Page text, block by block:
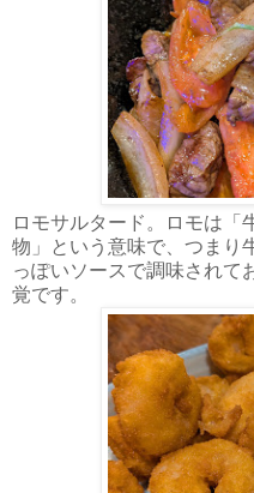
ロモサルタード。ロモは「
物」という意味で、つまり
っぽいソースで調味されて
覚です。